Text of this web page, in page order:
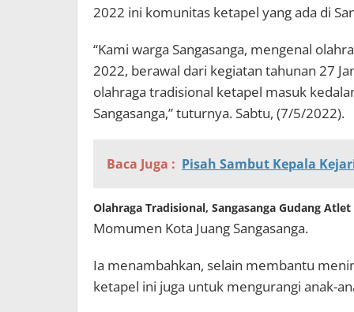
2022 ini komunitas ketapel yang ada di
“Kami warga Sangasanga, mengenal
2022, berawal dari kegiatan tahunan 27
olahraga tradisional ketapel masuk
Sangasanga,” tuturnya. Sabtu, (7/5/2022).
Baca Juga : Pisah Sambut Kepala
Olahraga Tradisional, Sangasanga Gudang
Momumen Kota Juang Sangasanga.
Ia menambahkan, selain membantu
ketapel ini juga untuk mengurangi anak-